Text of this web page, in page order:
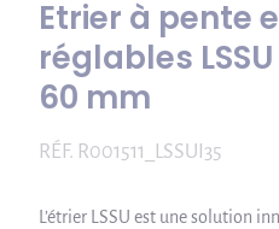
Etrier à pente
réglables
60 mm
RÉF. R001511_LSSUI35
L’étrier LSSU est une solution